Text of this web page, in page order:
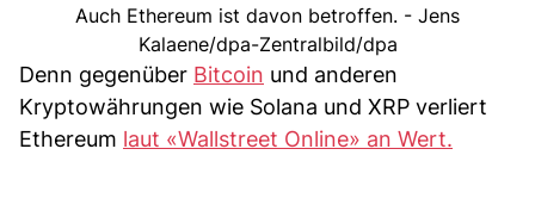
Auch Ethereum ist davon betroffen. - Jens
Kalaene/dpa-Zentralbild/dpa
Denn gegenüber Bitcoin und anderen
Kryptowährungen wie Solana und XRP verliert
Ethereum laut «Wallstreet Online» an Wert.